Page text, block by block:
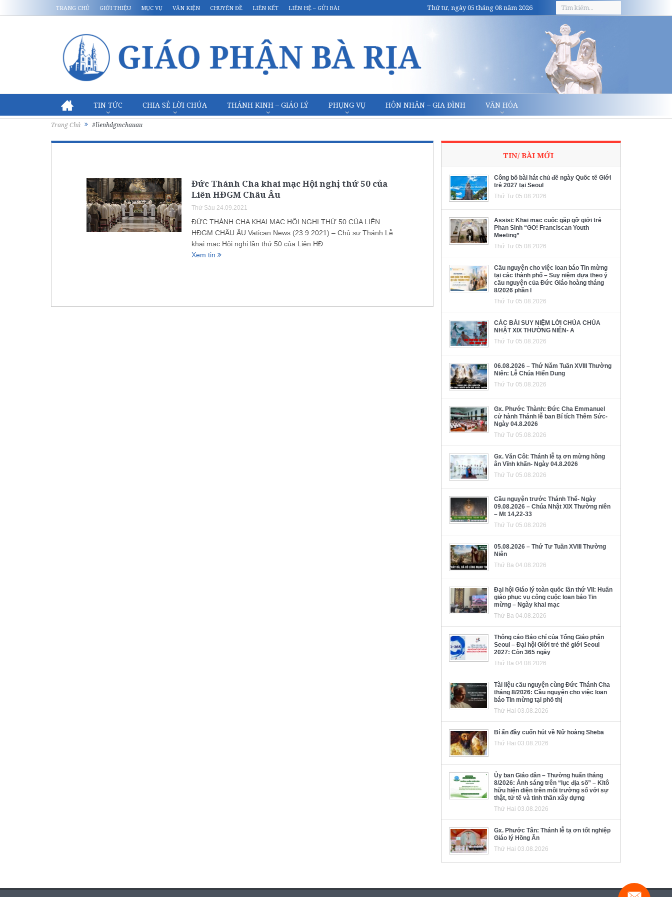
TRANG CHỦ GIỚI THIỆU MỤC VỤ VĂN KIỆN CHUYÊN ĐỀ LIÊN KẾT LIÊN HỆ – GỬI BÀI Thứ tư, ngày 05 tháng 08 năm 2026
TIN TỨC CHIA SẺ LỜI CHÚA THÁNH KINH – GIÁO LÝ PHỤNG VỤ HÔN NHÂN – GIA ĐÌNH VĂN HÓA
Trang Chủ #lienhdgmchauau
Đức Thánh Cha khai mạc Hội nghị thứ 50 của
Liên HĐGM Châu Âu
Thứ Sáu 24.09.2021
ĐỨC THÁNH CHA KHAI MẠC HỘI NGHỊ THỨ 50 CỦA LIÊN
HĐGM CHÂU ÂU Vatican News (23.9.2021) – Chủ sự Thánh Lễ
khai mạc Hội nghị lần thứ 50 của Liên HĐ
Xem tin
TIN/ BÀI MỚI
Công bố bài hát chủ đề ngày Quốc tế Giới
trẻ 2027 tại Seoul
Thứ Tư 05.08.2026
Assisi: Khai mạc cuộc gặp gỡ giới trẻ
Phan Sinh “GO! Franciscan Youth
Meeting”
Thứ Tư 05.08.2026
Cầu nguyện cho việc loan báo Tin mừng
tại các thành phố – Suy niệm dựa theo ý
cầu nguyện của Đức Giáo hoàng tháng
8/2026 phần I
Thứ Tư 05.08.2026
CÁC BÀI SUY NIỆM LỜI CHÚA CHÚA
NHẬT XIX THƯỜNG NIÊN- A
Thứ Tư 05.08.2026
06.08.2026 – Thứ Năm Tuần XVIII Thường
Niên: Lễ Chúa Hiển Dung
Thứ Tư 05.08.2026
Gx. Phước Thành: Đức Cha Emmanuel
cử hành Thánh lễ ban Bí tích Thêm Sức-
Ngày 04.8.2026
Thứ Tư 05.08.2026
Gx. Văn Côi: Thánh lễ tạ ơn mừng hồng
ân Vĩnh khấn- Ngày 04.8.2026
Thứ Tư 05.08.2026
Cầu nguyện trước Thánh Thể- Ngày
09.08.2026 – Chúa Nhật XIX Thường niên
– Mt 14,22-33
Thứ Tư 05.08.2026
05.08.2026 – Thứ Tư Tuần XVIII Thường
Niên
Thứ Ba 04.08.2026
Đại hội Giáo lý toàn quốc lần thứ VII: Huấn
giáo phục vụ công cuộc loan báo Tin
mừng – Ngày khai mạc
Thứ Ba 04.08.2026
Thông cáo Báo chí của Tổng Giáo phận
Seoul – Đại hội Giới trẻ thế giới Seoul
2027: Còn 365 ngày
Thứ Ba 04.08.2026
Tài liệu cầu nguyện cùng Đức Thánh Cha
tháng 8/2026: Cầu nguyện cho việc loan
báo Tin mừng tại phố thị
Thứ Hai 03.08.2026
Bí ẩn đầy cuốn hút về Nữ hoàng Sheba
Thứ Hai 03.08.2026
Ủy ban Giáo dân – Thường huấn tháng
8/2026: Ánh sáng trên “lục địa số” – Kitô
hữu hiện diện trên môi trường số với sự
thật, tử tế và tinh thần xây dựng
Thứ Hai 03.08.2026
Gx. Phước Tân: Thánh lễ tạ ơn tốt nghiệp
Giáo lý Hồng Ân
Thứ Hai 03.08.2026